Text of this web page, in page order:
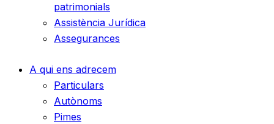
patrimonials
Assistència Jurídica
Assegurances
A qui ens adrecem
Particulars
Autònoms
Pimes